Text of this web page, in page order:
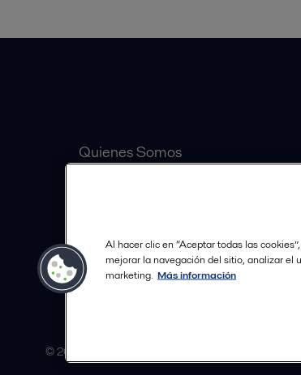
Quienes Somos
Política de Tratamiento de
Datos
© 2015-2026ALFA LAVAL
Al hacer clic en “Aceptar todas las
mejorar la navegación del sitio, analizar el
marketing. Más información